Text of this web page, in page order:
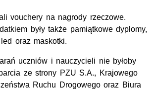
vouchery na nagrody rzeczowe.
były także pamiątkowe dyplomy,
oraz maskotki.
uczniów i nauczycieli nie byłoby
ze strony PZU S.A., Krajowego
Ruchu Drogowego oraz Biura